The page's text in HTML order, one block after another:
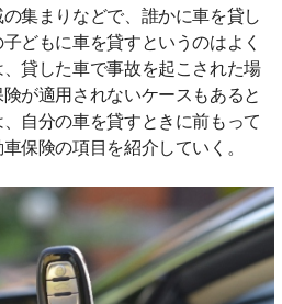
集まりなどで、誰かに車を貸し
どもに車を貸すというのはよく
貸した車で事故を起こされた場
が適用されないケースもあると
自分の車を貸すときに前もって
保険の項目を紹介していく。